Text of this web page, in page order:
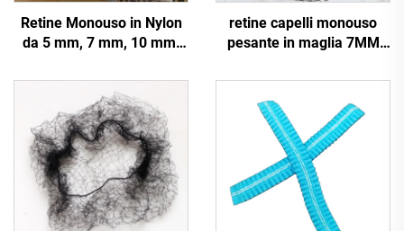
Retine Monouso in Nylon
da 5 mm, 7 mm, 10 mm,
retine capelli monouso
pesante in maglia 7MM